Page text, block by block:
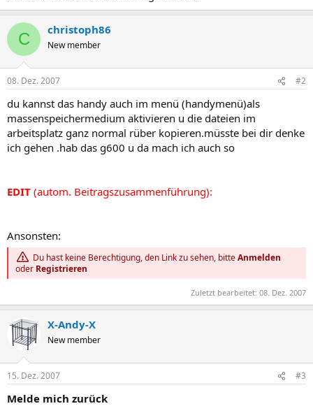
C christoph86
New member
08. Dez. 2007 #2
du kannst das handy auch im menü (handymenü)als
massenspeichermedium aktivieren u die dateien im
arbeitsplatz ganz normal rüber kopieren.müsste bei dir denke
ich gehen .hab das g600 u da mach ich auch so
EDIT (autom. Beitragszusammenführung):
Ansonsten:
Du hast keine Berechtigung, den Link zu sehen, bitteAnmelden
oder Registrieren
Zuletzt bearbeitet: 08. Dez. 2007
X-Andy-X
New member
15. Dez. 2007 #3
Melde mich zurück